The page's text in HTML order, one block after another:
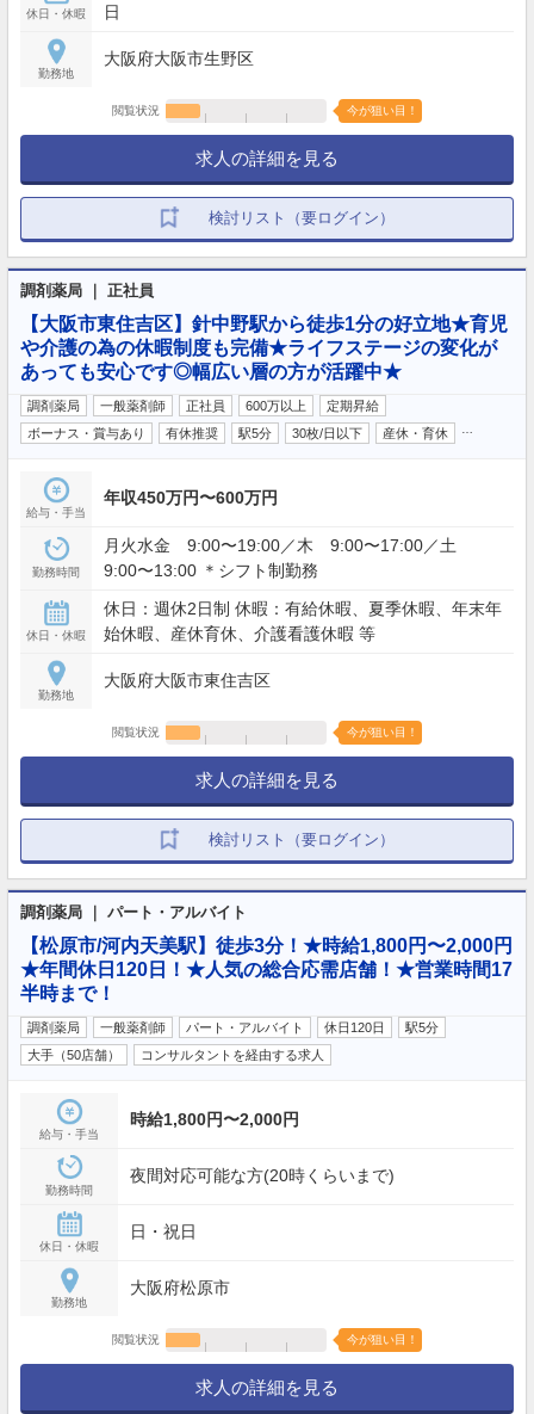
休日・休暇
日
勤務地
大阪府大阪市生野区
閲覧状況 今が狙い目！
求人の詳細を見る
検討リスト（要ログイン）
調剤薬局 ｜ 正社員
【大阪市東住吉区】針中野駅から徒歩1分の好立地★育児
や介護の為の休暇制度も完備★ライフステージの変化が
あっても安心です◎幅広い層の方が活躍中★
調剤薬局 一般薬剤師 正社員 600万以上
定期昇給
ボーナス・賞与あり
有休推奨 駅5分 30枚/日以下 産休・育休
給与・手当
年収450万円〜600万円
勤務時間
月火水金 9:00〜19:00／木 9:00〜17:00／土
9:00〜13:00 ＊シフト制勤務
休日・休暇
休日：週休2日制 休暇：有給休暇、夏季休暇、年末年
始休暇、産休育休、介護看護休暇 等
勤務地
大阪府大阪市東住吉区
閲覧状況 今が狙い目！
求人の詳細を見る
検討リスト（要ログイン）
調剤薬局 ｜ パート・アルバイト
【松原市/河内天美駅】徒歩3分！★時給1,800円〜2,000円
★年間休日120日！★人気の総合応需店舗！★営業時間17
半時まで！
調剤薬局 一般薬剤師 パート・アルバイト 休日120日
駅5分
大手（50店舗）
コンサルタントを経由する求人
給与・手当
時給1,800円〜2,000円
勤務時間
夜間対応可能な方(20時くらいまで)
休日・休暇
日・祝日
勤務地
大阪府松原市
閲覧状況 今が狙い目！
求人の詳細を見る